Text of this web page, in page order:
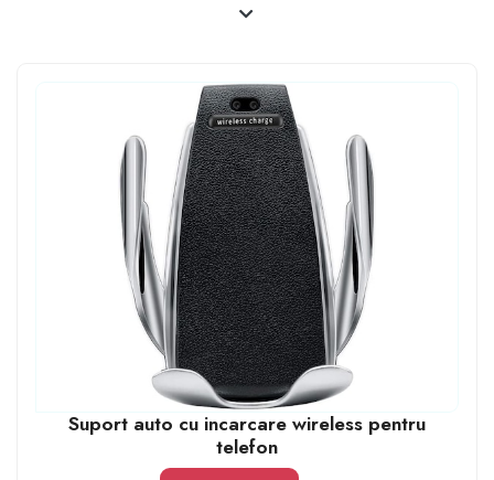
se bucure de muzică sau apeluri fără fir, pot fi preferate
virtuali sau sistemele de iluminat controlate de la
distanță, pot fi apreciate pentru a adăuga un strop de
tehnologie și confort în casa lor. Astfel de gadgeturi,
care aduc inovația și funcționalitatea în viața de zi cu zi,
sunt ideale pentru a impresiona și surprinde plăcut
bărbații din această categorie de vârstă 40-45 ani.
Suport auto cu incarcare wireless pentru
telefon